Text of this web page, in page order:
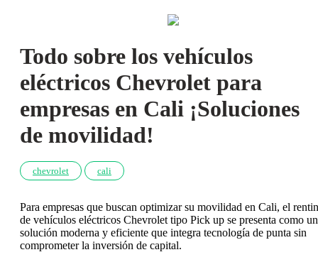
Todo sobre los vehículos
eléctricos Chevrolet para
empresas en Cali ¡Soluciones
de movilidad!
chevrolet cali
Para empresas que buscan optimizar su movilidad en Cali, el
de vehículos eléctricos Chevrolet tipo Pick up se presenta como
solución moderna y eficiente que integra tecnología de punta sin
comprometer la inversión de capital.